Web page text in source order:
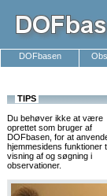
DOFbasen
TIPS
Du behøver ikke at være
oprettet som bruger af
DOFbasen, for at
hjemmesidens funktioner
visning af og søgning i
observationer.